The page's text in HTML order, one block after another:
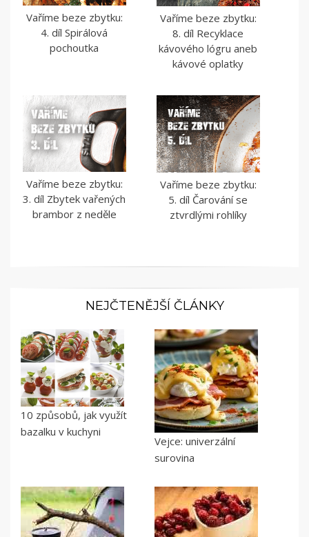
Vaříme beze zbytku:
4. díl Spirálová
pochoutka
Vaříme beze zbytku:
8. díl Recyklace
kávového lógru aneb
kávové oplatky
Vaříme beze zbytku:
3. díl Zbytek vařených
brambor z neděle
Vaříme beze zbytku:
5. díl Čarování se
ztvrdlými rohlíky
NEJČTENĚJŠÍ ČLÁNKY
10 způsobů, jak využít
bazalku v kuchyni
Vejce: univerzální
surovina